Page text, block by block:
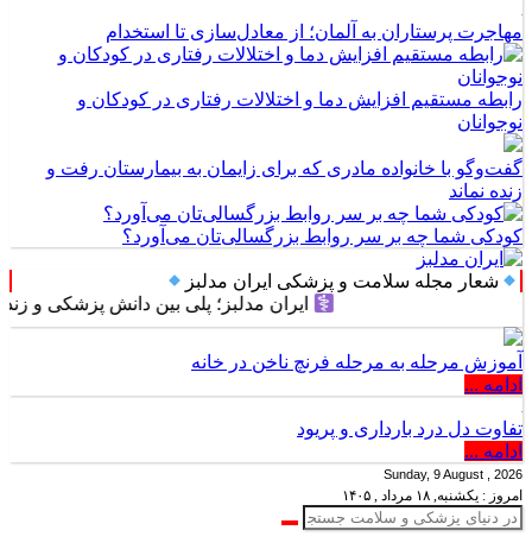
مهاجرت پرستاران به آلمان؛ از معادل‌سازی تا استخدام
رابطه مستقیم افزایش دما و اختلالات رفتاری در کودکان و
نوجوانان
گفت‌وگو با خانواده مادری که برای زایمان به بیمارستان رفت و
زنده نماند
کودکی شما چه بر سر روابط بزرگسالی‌تان می‌آورد؟
شعار مجله سلامت و پزشکی ایران مدلبز
ایران مدلبز؛ پلی بین دانش پزشکی و زندگی
آموزش مرحله به مرحله فرنچ ناخن در خانه
ادامه ...
تفاوت دل درد بارداری و پریود
ادامه ...
Sunday, 9 August , 2026
امروز : یکشنبه, ۱۸ مرداد , ۱۴۰۵